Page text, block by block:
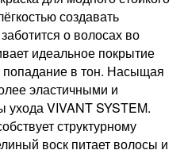
создавать
о волосах во
идеальное покрытие
попадание в тон. Насыщая
эластичными и
ухода VIVANT SYSTEM.
структурному
воск питает волосы и